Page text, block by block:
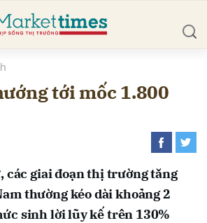
tới mốc 1.800
các giai đoạn thị trường tăng
thường kéo dài khoảng 2
sinh lời lũy kế trên 130%
Hủy